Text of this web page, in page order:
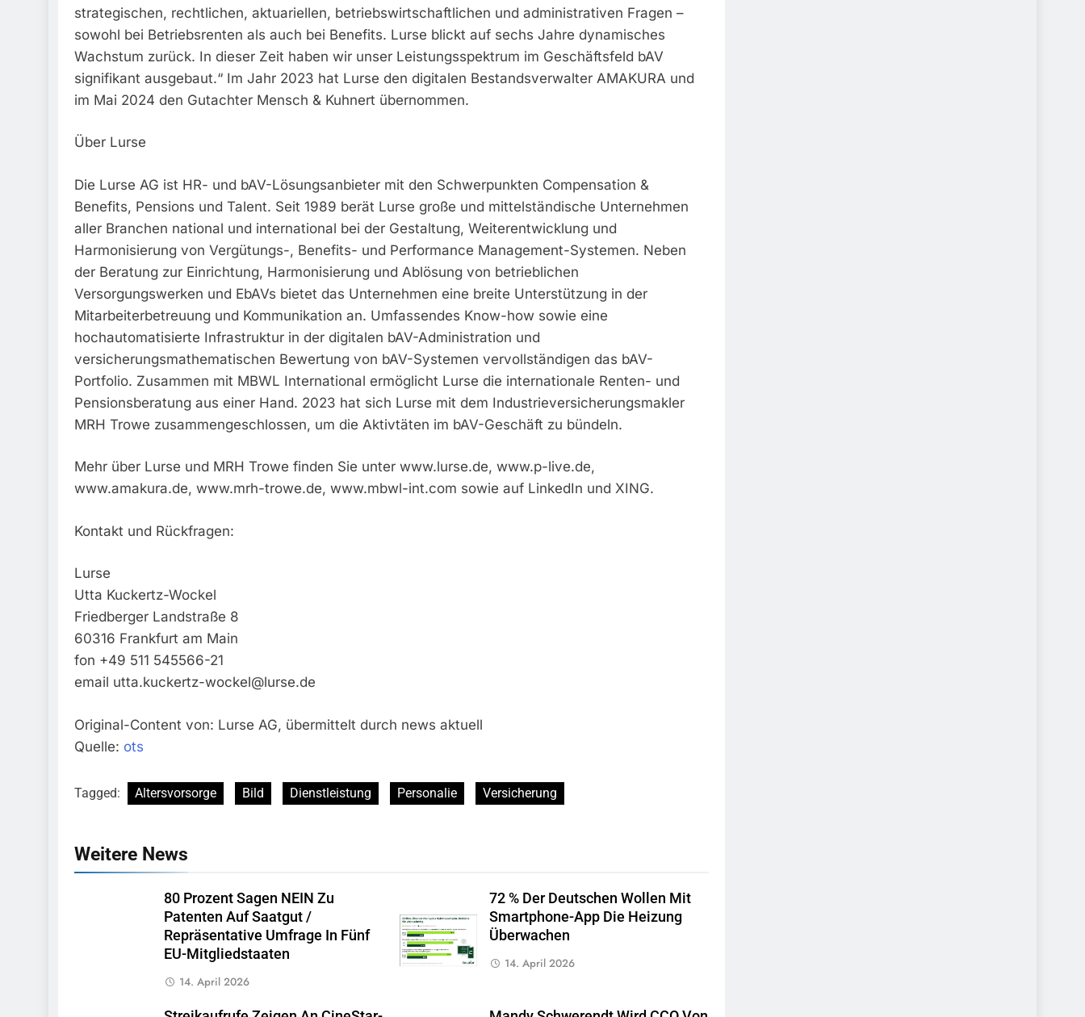
strategischen, rechtlichen, aktuariellen, betriebswirtschaftlichen und administrativen Fragen –
sowohl bei Betriebsrenten als auch bei Benefits. Lurse blickt auf sechs Jahre dynamisches
Wachstum zurück. In dieser Zeit haben wir unser Leistungsspektrum im Geschäftsfeld bAV
signifikant ausgebaut.“ Im Jahr 2023 hat Lurse den digitalen Bestandsverwalter AMAKURA und
im Mai 2024 den Gutachter Mensch & Kuhnert übernommen.
Über Lurse
Die Lurse AG ist HR- und bAV-Lösungsanbieter mit den Schwerpunkten Compensation &
Benefits, Pensions und Talent. Seit 1989 berät Lurse große und mittelständische Unternehmen
aller Branchen national und international bei der Gestaltung, Weiterentwicklung und
Harmonisierung von Vergütungs-, Benefits- und Performance Management-Systemen. Neben
der Beratung zur Einrichtung, Harmonisierung und Ablösung von betrieblichen
Versorgungswerken und EbAVs bietet das Unternehmen eine breite Unterstützung in der
Mitarbeiterbetreuung und Kommunikation an. Umfassendes Know-how sowie eine
hochautomatisierte Infrastruktur in der digitalen bAV-Administration und
versicherungsmathematischen Bewertung von bAV-Systemen vervollständigen das bAV-
Portfolio. Zusammen mit MBWL International ermöglicht Lurse die internationale Renten- und
Pensionsberatung aus einer Hand. 2023 hat sich Lurse mit dem Industrieversicherungsmakler
MRH Trowe zusammengeschlossen, um die Aktivtäten im bAV-Geschäft zu bündeln.
Mehr über Lurse und MRH Trowe finden Sie unter www.lurse.de, www.p-live.de,
www.amakura.de, www.mrh-trowe.de, www.mbwl-int.com sowie auf LinkedIn und XING.
Kontakt und Rückfragen:
Lurse
Utta Kuckertz-Wockel
Friedberger Landstraße 8
60316 Frankfurt am Main
fon +49 511 545566-21
email utta.kuckertz-wockel@lurse.de
Original-Content von: Lurse AG, übermittelt durch news aktuell
Quelle: ots
Tagged: Altersvorsorge Bild Dienstleistung Personalie Versicherung
Weitere News
80 Prozent Sagen NEIN Zu
Patenten Auf Saatgut /
Repräsentative Umfrage In Fünf
EU-Mitgliedstaaten
14. April 2026
72 % Der Deutschen Wollen Mit
Smartphone-App Die Heizung
Überwachen
14. April 2026